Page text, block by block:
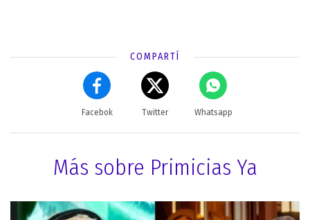
COMPARTÍ
Facebok Twitter Whatsapp
Más sobre Primicias Ya